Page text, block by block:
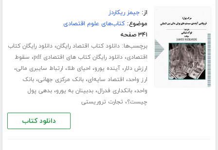
از:جیمز ریکاردز
موضوع:کتاب‌های علوم اقتصادی
۳۴۱ صفحه
برچسب‌ها:دانلود کتاب اقتصاد رایگان،دانلود رایگان کتاب
اقتصادی،دانلود رایگان کتاب های اقتصادی pdf ، سقوط
ارزش دلار،آینده یورو، احیای طلا، ارتباط سایبری مالی،
ارز واحد، اقتصاد سایه‌ای،بانک مرکزی جهانی،بانک
واحد،بانکداری فدرال،بدبینان به یورو،بدهی پول
چیست؟، تجارت تروریستی
دانلود کتاب